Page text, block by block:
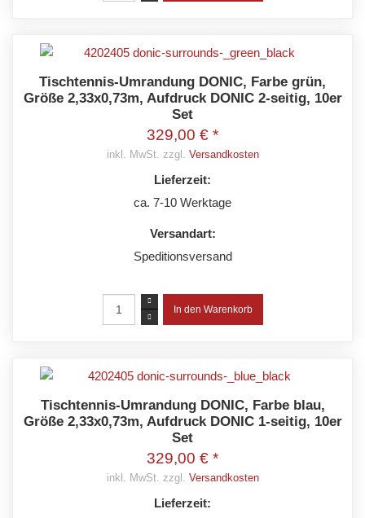
Tischtennis-Umrandung DONIC, Farbe grün,
Größe 2,33x0,73m, Aufdruck DONIC 2-seitig, 10er
Set
329,00 € *
inkl. MwSt. zzgl. Versandkosten
Lieferzeit:
ca. 7-10 Werktage
Versandart:
Speditionsversand
Tischtennis-Umrandung DONIC, Farbe blau,
Größe 2,33x0,73m, Aufdruck DONIC 1-seitig, 10er
Set
329,00 € *
inkl. MwSt. zzgl. Versandkosten
Lieferzeit: